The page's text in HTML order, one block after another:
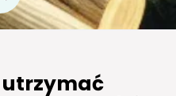
utrzymać